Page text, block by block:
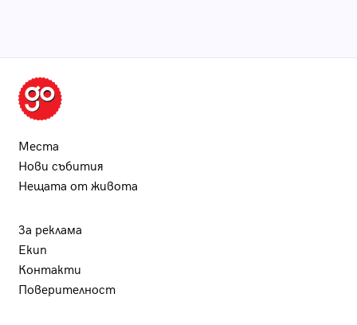
Места
Нови събития
Нещата от живота
За реклама
Екип
Контакти
Поверителност